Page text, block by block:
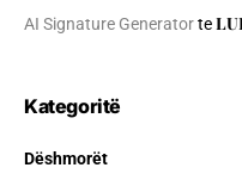
AI Signature Generatorte
Kategoritë
Dëshmorët